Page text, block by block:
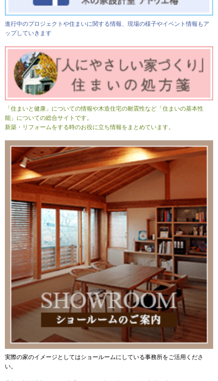
進行中のプロジェクトや住まいに関する情報、現場の様子やイベント情報もア
ップしていきます
「住まいと健康」についての情報や木造住宅の耐震性など「住まいの基本性
能」についての総合サイトです。
新築・リフォームをする時のお役に立ち情報をまとめています。
実際の家のイメージとしてはショールームにしている事務所をご活用くださ
い。